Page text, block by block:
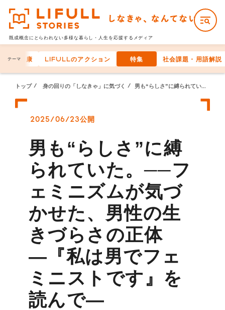
既成概念にとらわれない多様な暮らし・人生を応援するメディア
テーマ
体の健康 LIFULLのアクション 特集 社会課題・用語解説
トップ 身の回りの「しなきゃ」に気づく 男も“らしさ”に縛られていた。──フェミニズムが気づかせた、男性の生きづらさの正体―『私は男でフェミニストです』を読んで―
2025/06/23公開
男も“らしさ”に縛
られていた。──フ
ェミニズムが気づ
かせた、男性の生
きづらさの正体
―『私は男でフェ
ミニストです』を
読んで―